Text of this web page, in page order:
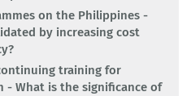
on the Philippines -
by increasing cost
training for
- What is the significance of